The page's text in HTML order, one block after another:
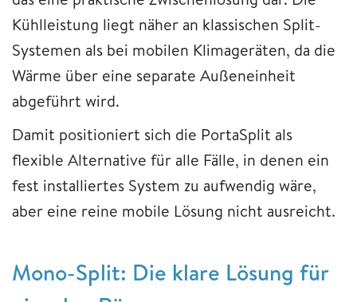
Kühlleistung liegt näher an klassischen Split-
Systemen als bei mobilen Klimageräten, da die
Wärme über eine separate Außeneinheit
abgeführt wird.
Damit positioniert sich die PortaSplit als
flexible Alternative für alle Fälle, in denen ein
fest installiertes System zu aufwendig wäre,
aber eine reine mobile Lösung nicht ausreicht.
Mono-Split: Die klare Lösung für